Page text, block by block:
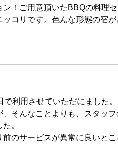
！ご用意頂いたBBQの料理
コリです。色んな形態の宿
利用させていただにました
そんなことよりも、スタッ
。
のサービスが異常に良いとこ